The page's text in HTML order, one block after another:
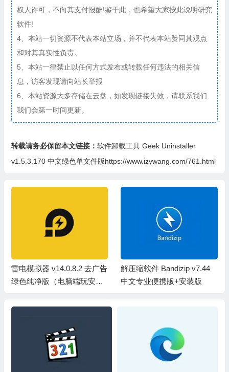
权人许可，不向其支付报酬!鉴于此，也希望大家按此说明研究
软件!
4、本站一切资源不代表本站立场，并不代表本站赞同其观点
和对其真实性负责。
5、本站一律禁止以任何方式发布或转载任何违法的相关信
息，访客发现请向站长举报
6、本站资源大多存储在云盘，如发现链接失效，请联系我们
我们会第一时间更新。
转载请务必保留本文链接： 软件卸载工具 Geek Uninstaller
v1.5.3.170 中文绿色单文件版https://www.izywang.com/761.html
解压缩软件 Bandizip v7.44
中文专业便携版+安装版
远程桌面控制软件 AnyDesk
v9.7.5 绿色便携版